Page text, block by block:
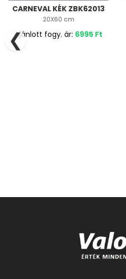
CARNEVAL KÉK ZBK62013
20X60 cm
Ajánlott fogy. ár: 6995 Ft
❮